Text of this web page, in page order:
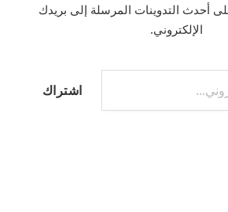
أحدث التدوينات المرسلة إلى بريدك
الإلكتروني.
اشتراك